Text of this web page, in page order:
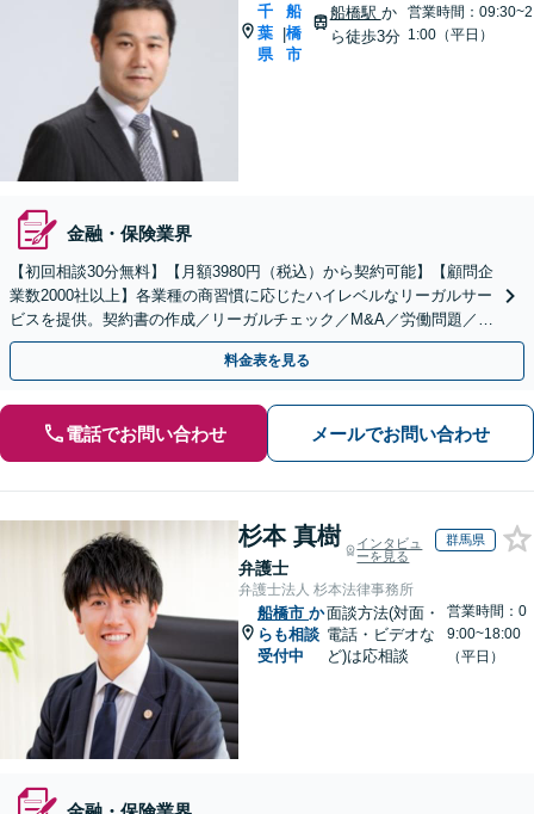
千
葉
県
|
船
橋
市
船橋駅 か
ら徒歩3分
営業時間：09:30~2
1:00（平日）
金融・保険業界
【初回相談30分無料】【月額3980円（税込）から契約可能】【顧問企
業数2000社以上】各業種の商習慣に応じたハイレベルなリーガルサー
ビスを提供。契約書の作成／リーガルチェック／M&A／労働問題／知
的財産等、お任せください【他士業連携可能】
料金表を見る
電話でお問い合わせ メールでお問い合わせ
杉本 真樹
弁護士
インタビュ
ーを見る
群馬県
弁護士法人 杉本法律事務所
船橋市 か
らも相談
受付中
面談方法(対面・
電話・ビデオな
ど)は応相談
営業時間：0
9:00~18:00
（平日）